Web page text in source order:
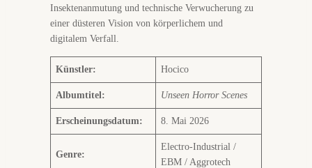
Künstler: Hocico
Albumtitel: Unseen Horror Scenes
Erscheinungsdatum: 8. Mai 2026
Genre:
Electro-Industrial /
EBM / Aggrotech